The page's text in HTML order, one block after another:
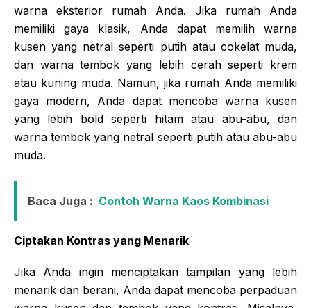
warna eksterior rumah Anda. Jika rumah Anda
memiliki gaya klasik, Anda dapat memilih warna
kusen yang netral seperti putih atau cokelat muda,
dan warna tembok yang lebih cerah seperti krem
atau kuning muda. Namun, jika rumah Anda memiliki
gaya modern, Anda dapat mencoba warna kusen
yang lebih bold seperti hitam atau abu-abu, dan
warna tembok yang netral seperti putih atau abu-abu
muda.
Baca Juga : Contoh Warna Kaos Kombinasi
Ciptakan Kontras yang Menarik
Jika Anda ingin menciptakan tampilan yang lebih
menarik dan berani, Anda dapat mencoba perpaduan